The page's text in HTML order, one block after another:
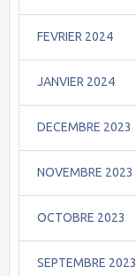
FEVRIER 2024
JANVIER 2024
DECEMBRE 2023
NOVEMBRE 2023
OCTOBRE 2023
SEPTEMBRE 2023